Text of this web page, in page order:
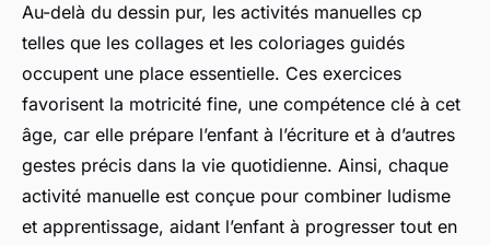
Au-delà du dessin pur, les activités manuelles cp
telles que les collages et les coloriages guidés
occupent une place essentielle. Ces exercices
favorisent la motricité fine, une compétence clé à cet
âge, car elle prépare l’enfant à l’écriture et à d’autres
gestes précis dans la vie quotidienne. Ainsi, chaque
activité manuelle est conçue pour combiner ludisme
et apprentissage, aidant l’enfant à progresser tout en